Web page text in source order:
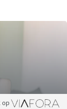
op